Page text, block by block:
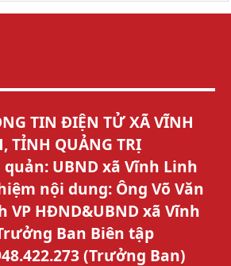
TIN ĐIỆN TỬ XÃ VĨNH
TỈNH QUẢNG TRỊ
UBND xã Vĩnh Linh
nội dung: Ông Võ Văn
VP HĐND&UBND xã Vĩnh
Ban Biên tập
(Trưởng Ban)